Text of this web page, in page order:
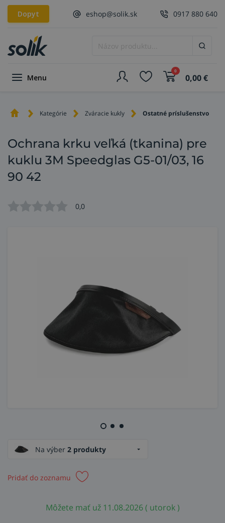
Dopyt eshop@solik.sk 0917 880 640
Menu
0
0,00€
Kategórie Zváracie kukly Ostatné príslušenstvo
Ochrana krku veľká (tkanina) pre
kuklu 3M Speedglas G5-01/03, 16
90 42
0,0
Na výber 2 produkty
Pridať do zoznamu
Môžete mať už 11.08.2026 ( utorok )